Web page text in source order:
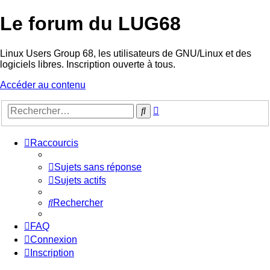
Le forum du LUG68
Linux Users Group 68, les utilisateurs de GNU/Linux et des
logiciels libres. Inscription ouverte à tous.
Accéder au contenu
Rechercher
Raccourcis
Sujets sans réponse
Sujets actifs
Rechercher
FAQ
Connexion
Inscription